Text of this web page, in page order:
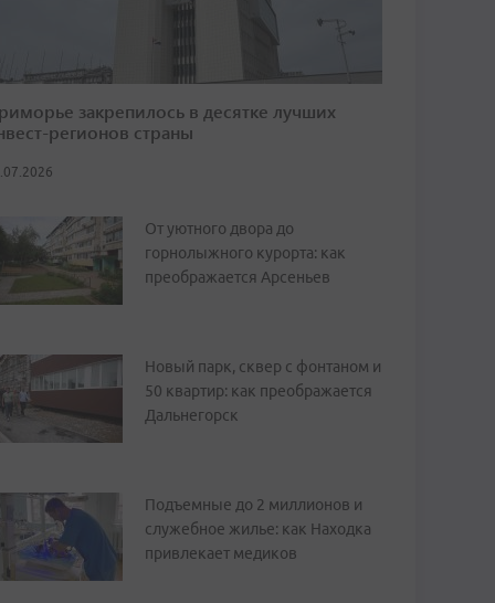
закрепилось в десятке лучших
регионов страны
От уютного двора до
горнолыжного курорта: как
преображается Арсеньев
Новый парк, сквер с фонтаном и
50 квартир: как преображается
Дальнегорск
Подъемные до 2 миллионов и
служебное жилье: как Находка
привлекает медиков